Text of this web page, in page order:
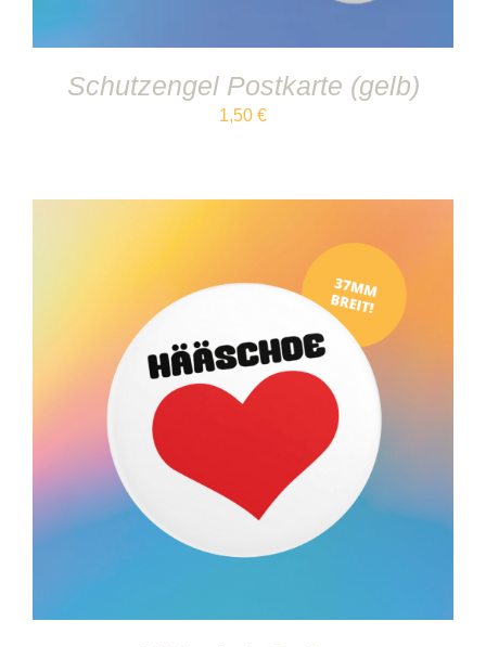
Schutzengel Postkarte (gelb)
1,50 €
IN DEN WARENKORB DETAILS